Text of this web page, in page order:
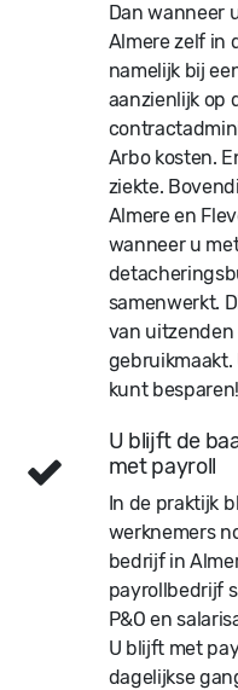
Dan wanneer
Almere zelf in
namelijk bij
aanzienlijk op
Arbo kosten.
ziekte.
Almere en
wanneer u
samenwerkt.
van
gebruikmaakt.
kunt besparen!
U blijft de
met payroll
In de praktijk
werknemers
bedrijf in
payrollbedrijf
P&O en
U blijft met
dagelijkse